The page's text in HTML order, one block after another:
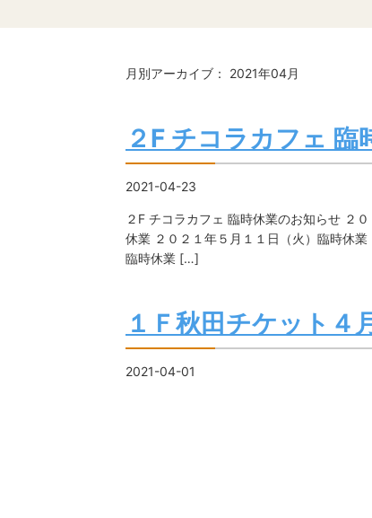
月別アーカイブ： 2021年04月
２F チコラカフェ 臨
2021-04-23
２F チコラカフェ 臨時休業のお知らせ ２
休業 ２０２１年５月１１日（火）臨時休
臨時休業 […]
１Ｆ秋田チケット４
2021-04-01